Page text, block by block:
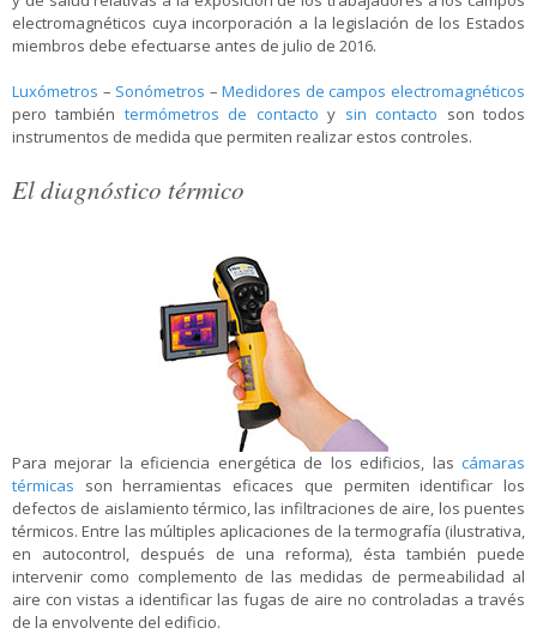
electromagnéticos cuya incorporación a la legislación de los Estados
miembros debe efectuarse antes de julio de 2016.
Luxómetros – Sonómetros –Medidores de campos electromagnéticos
pero también termómetros de contacto y sin contacto son todos
instrumentos de medida que permiten realizar estos controles.
El diagnóstico térmico
Para mejorar la eficiencia energética de los edificios, las cámaras
térmicas son herramientas eficaces que permiten identificar los
defectos de aislamiento térmico, las infiltraciones de aire, los puentes
térmicos. Entre las múltiples aplicaciones de la termografía (ilustrativa,
en autocontrol, después de una reforma), ésta también puede
intervenir como complemento de las medidas de permeabilidad al
aire con vistas a identificar las fugas de aire no controladas a través
de la envolvente del edificio.